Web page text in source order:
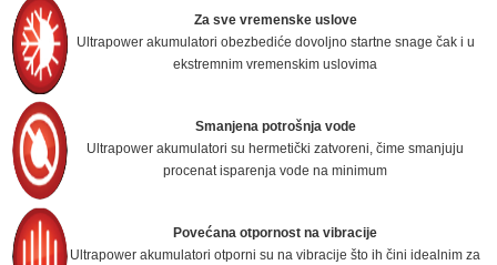
Za sve vremenske uslove
Ultrapower akumulatori obezbediće dovoljno startne snage čak i u
ekstremnim vremenskim uslovima
Smanjena potrošnja vode
Ultrapower akumulatori su hermetički zatvoreni, čime smanjuju
procenat isparenja vode na minimum
Povećana otpornost na vibracije
Ultrapower akumulatori otporni su na vibracije što ih čini idealnim za